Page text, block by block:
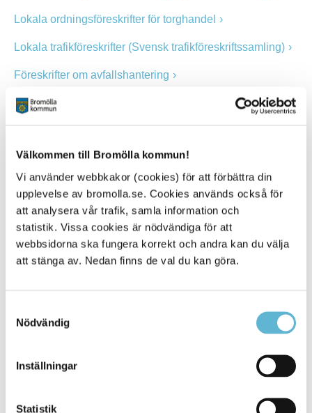
Välkommen till Bromölla kommun!
Vi använder webbkakor (cookies) för att förbättra din
upplevelse av bromolla.se. Cookies används också för
att analysera vår trafik, samla information och
statistik. Vissa cookies är nödvändiga för att
webbsidorna ska fungera korrekt och andra kan du välja
att stänga av. Nedan finns de val du kan göra.
Nödvändig
Inställningar
Statistik
Lokala ordningsföreskrifter för torghandel
Lokala trafikföreskrifter (Svensk trafikföreskriftssamling)
Föreskrifter om avfallshantering
Johan Hejman
Kanslichef, kommunjurist
0456-82 22 47
(SMS0709-17 12 47)
johan.hejman@bromolla.se